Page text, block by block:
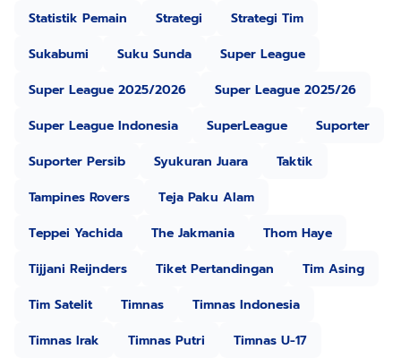
Statistik Pemain
Strategi
Strategi Tim
Sukabumi
Suku Sunda
Super League
Super League 2025/2026
Super League 2025/26
Super League Indonesia
SuperLeague
Suporter
Suporter Persib
Syukuran Juara
Taktik
Tampines Rovers
Teja Paku Alam
Teppei Yachida
The Jakmania
Thom Haye
Tijjani Reijnders
Tiket Pertandingan
Tim Asing
Tim Satelit
Timnas
Timnas Indonesia
Timnas Irak
Timnas Putri
Timnas U-17